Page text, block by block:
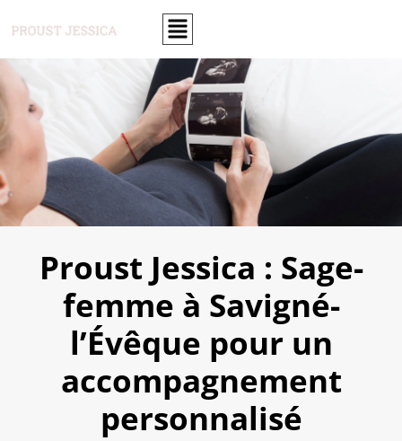
Proust Jessica : Sage-
femme à Savigné-
l’Évêque pour un
accompagnement
personnalisé